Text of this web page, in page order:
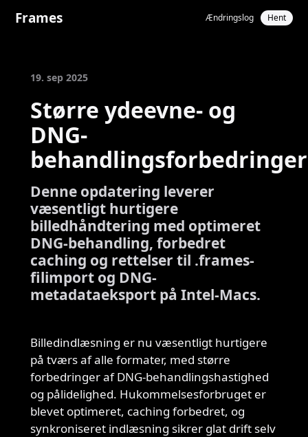
Frames Ændringslog Hent
19. sep 2025
Større ydeevne- og
DNG-
behandlingsforbedringer
Denne opdatering leverer
væsentligt hurtigere
billedhåndtering med optimeret
DNG-behandling, forbedret
caching og rettelser til .frames-
filimport og DNG-
metadataeksport på Intel-Macs.
Billedindlæsning er nu væsentligt hurtigere
på tværs af alle formater, med større
forbedringer af DNG-behandlingshastighed
og pålidelighed. Hukommelsesforbruget er
blevet optimeret, caching forbedret, og
synkroniseret indlæsning sikrer glat drift selv